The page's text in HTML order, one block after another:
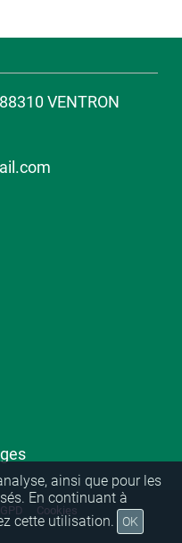
VENTRON
Cookies
ainsi que pour les
En continuant à
cette utilisation.
OK